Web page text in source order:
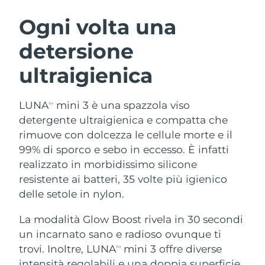
Ogni volta una
detersione
ultraigienica
LUNATM
mini 3 è una spazzola viso
detergente ultraigienica e compatta che
rimuove con dolcezza le cellule morte e il
99% di sporco e sebo in eccesso. È infatti
realizzato in morbidissimo silicone
resistente ai batteri, 35 volte più igienico
delle setole in nylon.
La modalità Glow Boost rivela in 30 secondi
un incarnato sano e radioso ovunque ti
trovi. Inoltre, LUNATM
mini 3 offre diverse
Detersione viso
Anti-aging massage
LUNA™ 4 Plus
Massage, LED heating
For men, anti-aging massage
Lifting viso
Microcurrent toning
BEAR™ 2 go
Microcurrent toning on-the-go
Microcurrent line smoothing device
Idratazione
UFO™ 3 pacchetto
Deep facial hydration
UFO™ 3 LED
Near-infrared and red light therapy
device
Igiene orale
issa™ 4
Hybrid silicone sonic toothbrush
issa™ 4 plus
Smart hybrid silicone sonic toothbrush
TRATTAMENTI ANTI-AGE FAQ™
Anti-age Trattamenti LED
Austria
Bahrein
Belgio Consegna stimata
Bermuda Consegna stimata
Bosnia ed
Erzegovina
Consegna stimata 8/12/26
Brunei Consegna stimata
Bulgaria
Canada Consegna stimata8/13/26
Cile Consegna stimata8/13/26